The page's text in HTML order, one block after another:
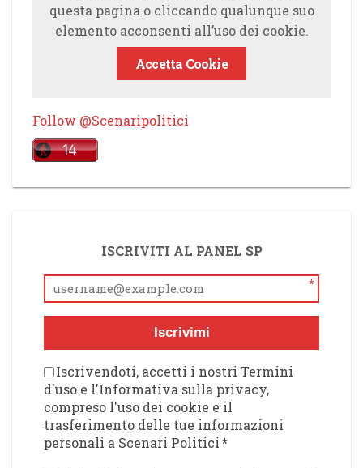
questa pagina o cliccando qualunque suo
elemento acconsenti all’uso dei cookie.
Accetta Cookie
Follow @Scenaripolitici
ISCRIVITI AL PANEL SP
*
Iscrivimi
Iscrivendoti, accetti i nostri Termini
d'uso e l'Informativa sulla privacy,
compreso l'uso dei cookie e il
trasferimento delle tue informazioni
personali a Scenari Politici*